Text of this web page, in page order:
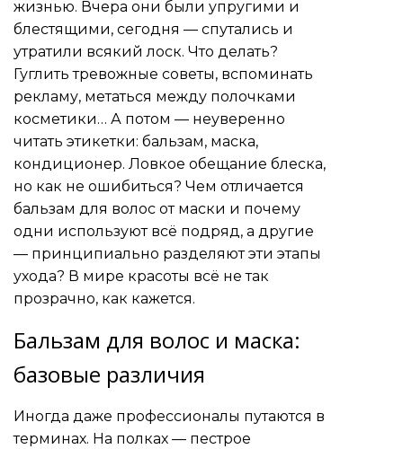
жизнью. Вчера они были упругими и
блестящими, сегодня — спутались и
утратили всякий лоск. Что делать?
Гуглить тревожные советы, вспоминать
рекламу, метаться между полочками
косметики… А потом — неуверенно
читать этикетки: бальзам, маска,
кондиционер. Ловкое обещание блеска,
но как не ошибиться? Чем отличается
бальзам для волос от маски и почему
одни используют всё подряд, а другие
— принципиально разделяют эти этапы
ухода? В мире красоты всё не так
прозрачно, как кажется.
Бальзам для волос и маска:
базовые различия
Иногда даже профессионалы путаются в
терминах. На полках — пестрое